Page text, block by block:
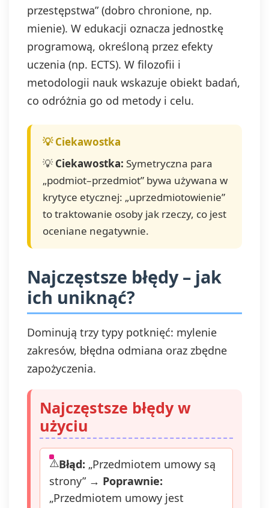
przestępstwa” (dobro chronione, np.
mienie). W edukacji oznacza jednostkę
programową, określoną przez efekty
uczenia (np. ECTS). W filozofii i
metodologii nauk wskazuje obiekt badań,
co odróżnia go od metody i celu.
💡 Ciekawostka: Symetryczna para
„podmiot–przedmiot” bywa używana w
krytyce etycznej: „uprzedmiotowienie”
to traktowanie osoby jak rzeczy, co jest
oceniane negatywnie.
Najczęstsze błędy – jak
ich uniknąć?
Dominują trzy typy potknięć: mylenie
zakresów, błędna odmiana oraz zbędne
zapożyczenia.
Najczęstsze błędy w
użyciu
Błąd: „Przedmiotem umowy są
strony” → Poprawnie:
„Przedmiotem umowy jest